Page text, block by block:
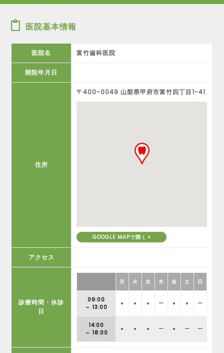
医院基本情報
医院名 富竹歯科医院
開院年月日
住所
〒400-0049 山梨県甲府市富竹四丁目1-41
GOOGLE MAPで開く
アクセス
診療時間・休診
日
月 火 水 木 金 土 日
09:00
～ 13:00
● ● ● ー ● ● ー
14:00
～ 18:00
● ● ● ー ● ー ー